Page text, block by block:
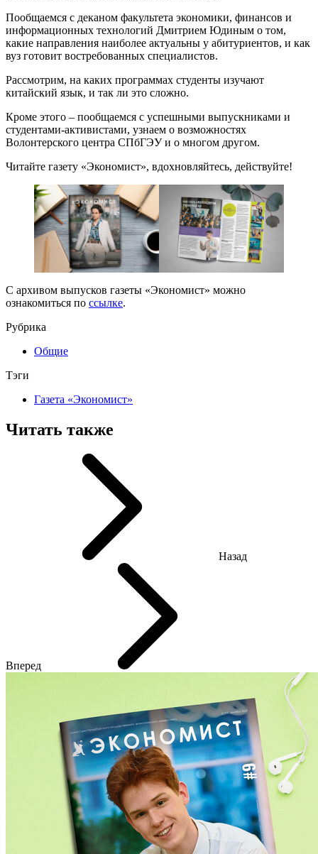
Пообщаемся с деканом факультета экономики, финансов и
информационных технологий Дмитрием Юдиным о том,
какие направления наиболее актуальны у абитуриентов, и как
вуз готовит востребованных специалистов.
Рассмотрим, на каких программах студенты изучают
китайский язык, и так ли это сложно.
Кроме этого – пообщаемся с успешными выпускниками и
студентами-активистами, узнаем о возможностях
Волонтерского центра СПбГЭУ и о многом другом.
Читайте газету «Экономист», вдохновляйтесь, действуйте!
С архивом выпусков газеты «Экономист» можно
ознакомиться по ссылке.
Рубрика
Общие
Тэги
Газета «Экономист»
Читать также
Назад
Вперед